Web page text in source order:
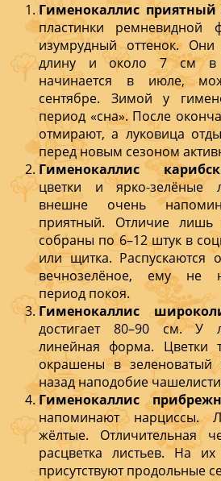
Гименокаллис приятный
пластинки
изумрудный оттенок.
длину и около 7 см в
начинается в июле,
сентябре. Зимой у
период «сна». После
отмирают, а луковица
перед новым сезоном
Гименокаллис
цветки и ярко-зелёные
внешне очень
приятный. Отличие
собраны по 6–12 штук в
или щитка. Распускаются
вечнозелёное, ему не
период покоя.
Гименокаллис
достигает 80–90 см. У
линейная форма. Цветки
окрашены в зеленоватый
назад наподобие
Гименокаллис
напоминают нарциссы.
жёлтые. Отличительная
расцветка листьев. На
присутствуют продольные